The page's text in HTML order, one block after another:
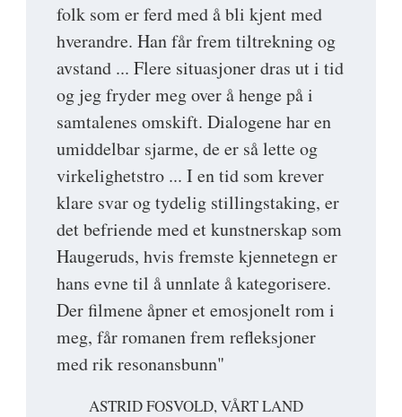
folk som er ferd med å bli kjent med
hverandre. Han får frem tiltrekning og
avstand ... Flere situasjoner dras ut i tid
og jeg fryder meg over å henge på i
samtalenes omskift. Dialogene har en
umiddelbar sjarme, de er så lette og
virkelighetstro ... I en tid som krever
klare svar og tydelig stillingstaking, er
det befriende med et kunstnerskap som
Haugeruds, hvis fremste kjennetegn er
hans evne til å unnlate å kategorisere.
Der filmene åpner et emosjonelt rom i
meg, får romanen frem refleksjoner
med rik resonansbunn"
ASTRID FOSVOLD, VÅRT LAND